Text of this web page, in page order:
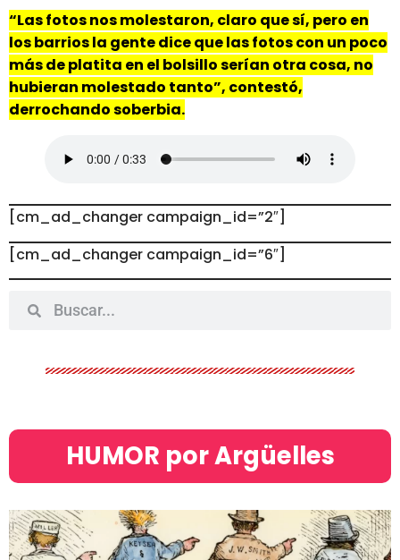
“Las fotos nos molestaron, claro que sí, pero en
los barrios la gente dice que las fotos con un poco
más de platita en el bolsillo serían otra cosa, no
hubieran molestado tanto”, contestó,
derrochandosoberbia.
[cm_ad_changer campaign_id=”2″]
[cm_ad_changer campaign_id=”6″]
HUMOR por Argüelles​